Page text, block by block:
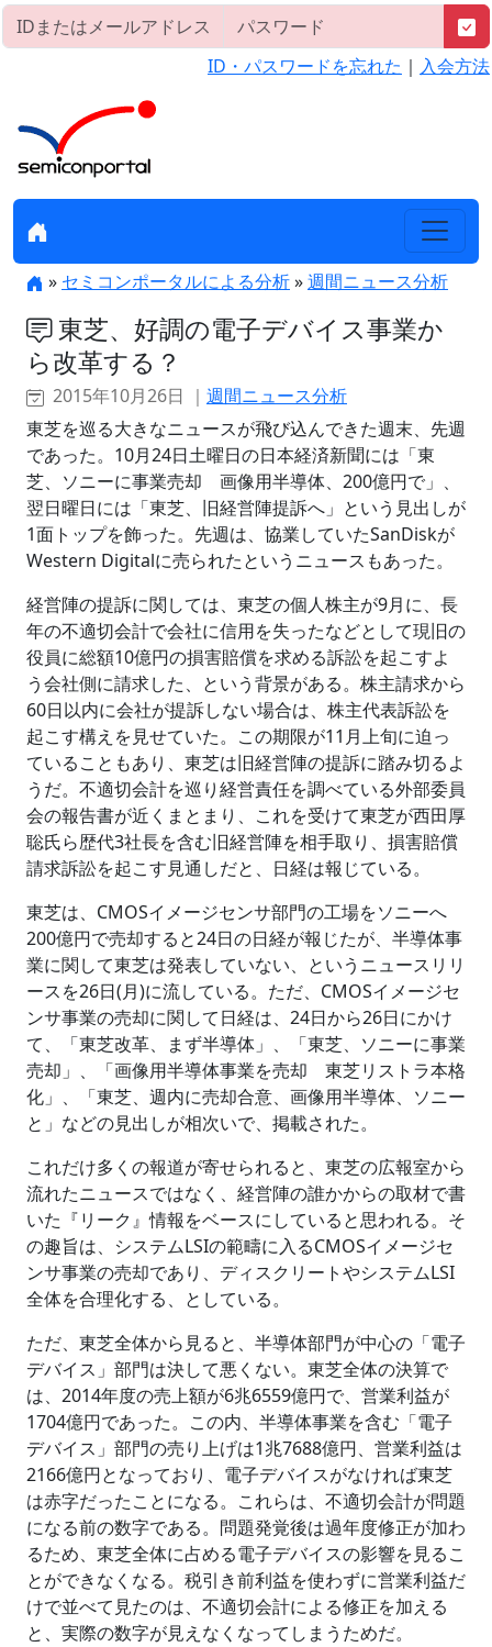
ID・パスワードを忘れた ｜ 入会方法
» セミコンポータルによる分析»週間ニュース分析
東芝、好調の電子デバイス事業か
ら改革する？
2015年10月26日 ｜ 週間ニュース分析
東芝を巡る大きなニュースが飛び込んできた週末、先週
であった。10月24日土曜日の日本経済新聞には「東
芝、ソニーに事業売却 画像用半導体、200億円で」、
翌日曜日には「東芝、旧経営陣提訴へ」という見出しが
1面トップを飾った。先週は、協業していたSanDiskが
Western Digitalに売られたというニュースもあった。
経営陣の提訴に関しては、東芝の個人株主が9月に、長
年の不適切会計で会社に信用を失ったなどとして現旧の
役員に総額10億円の損害賠償を求める訴訟を起こすよ
う会社側に請求した、という背景がある。株主請求から
60日以内に会社が提訴しない場合は、株主代表訴訟を
起こす構えを見せていた。この期限が11月上旬に迫っ
ていることもあり、東芝は旧経営陣の提訴に踏み切るよ
うだ。不適切会計を巡り経営責任を調べている外部委員
会の報告書が近くまとまり、これを受けて東芝が西田厚
聡氏ら歴代3社長を含む旧経営陣を相手取り、損害賠償
請求訴訟を起こす見通しだと、日経は報じている。
東芝は、CMOSイメージセンサ部門の工場をソニーへ
200億円で売却すると24日の日経が報じたが、半導体事
業に関して東芝は発表していない、というニュースリリ
ースを26日(月)に流している。ただ、CMOSイメージセ
ンサ事業の売却に関して日経は、24日から26日にかけ
て、「東芝改革、まず半導体」、「東芝、ソニーに事業
売却」、「画像用半導体事業を売却 東芝リストラ本格
化」、「東芝、週内に売却合意、画像用半導体、ソニー
と」などの見出しが相次いで、掲載された。
これだけ多くの報道が寄せられると、東芝の広報室から
流れたニュースではなく、経営陣の誰かからの取材で書
いた『リーク』情報をベースにしていると思われる。そ
の趣旨は、システムLSIの範疇に入るCMOSイメージセ
ンサ事業の売却であり、ディスクリートやシステムLSI
全体を合理化する、としている。
ただ、東芝全体から見ると、半導体部門が中心の「電子
デバイス」部門は決して悪くない。東芝全体の決算で
は、2014年度の売上額が6兆6559億円で、営業利益が
1704億円であった。この内、半導体事業を含む「電子
デバイス」部門の売り上げは1兆7688億円、営業利益は
2166億円となっており、電子デバイスがなければ東芝
は赤字だったことになる。これらは、不適切会計が問題
になる前の数字である。問題発覚後は過年度修正が加わ
るため、東芝全体に占める電子デバイスの影響を見るこ
とができなくなる。税引き前利益を使わずに営業利益だ
けで並べて見たのは、不適切会計による修正を加える
と、実際の数字が見えなくなってしまうためだ。